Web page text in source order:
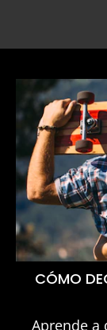
CÓMO
Aprende a